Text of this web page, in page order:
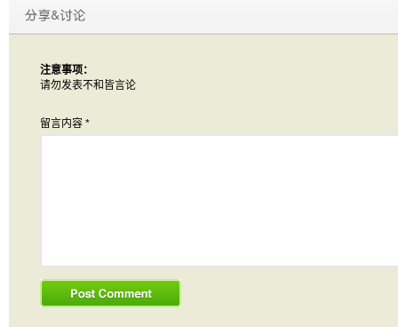
注意事项：
请勿发表不和皆言论
留言内容 *